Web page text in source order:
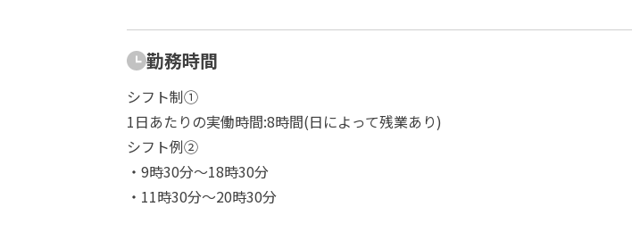
勤務時間
シフト制①
1日あたりの実働時間:8時間(日によって残業あり)
シフト例②
・9時30分～18時30分
・11時30分～20時30分